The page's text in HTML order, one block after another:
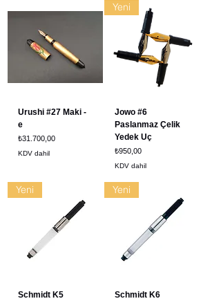
Urushi #27 Maki -
e
Fiyat
₺31.700,00
KDV dahil
Yeni
Jowo #6
Paslanmaz Çelik
Yedek Uç
Fiyat
₺950,00
KDV dahil
Yeni
Schmidt K5
Yeni
Schmidt K6